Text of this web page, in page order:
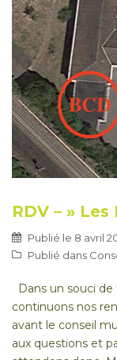
RDV – »
Publié le 8 avril
Publié dans
Dans un souci
continuons nos
avant le conseil
aux questions et